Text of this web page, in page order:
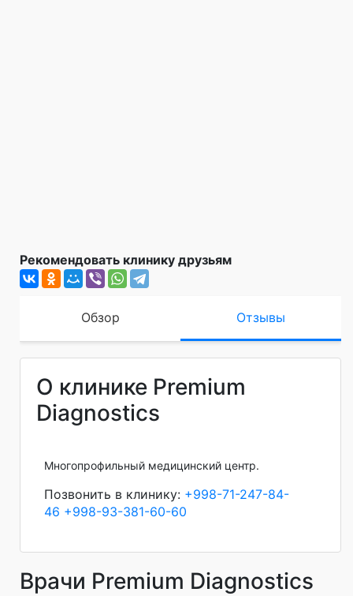
Рекомендовать клинику друзьям
Обзор Отзывы
О клинике Premium
Diagnostics
Многопрофильный медицинский центр.
Позвонить в клинику: +998-71-247-84-
46 +998-93-381-60-60
Врачи Premium Diagnostics